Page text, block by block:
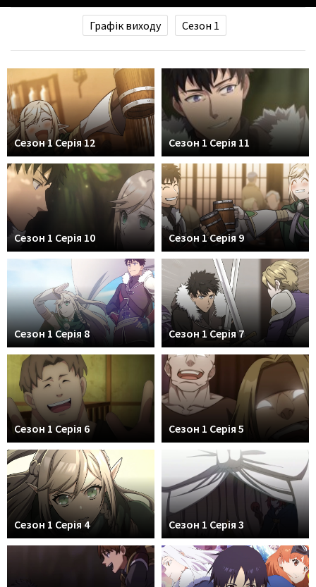
Графік виходу Сезон 1
Сезон 1 Серія 12 Сезон 1 Серія 11
Сезон 1 Серія 10 Сезон 1 Серія 9
Сезон 1 Серія 8 Сезон 1 Серія 7
Сезон 1 Серія 6 Сезон 1 Серія 5
Сезон 1 Серія 4 Сезон 1 Серія 3